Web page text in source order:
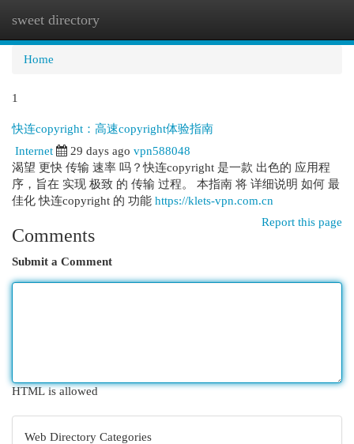
sweet directory
Home
1
快连copyright：高速copyright体验指南
Internet 29 days ago vpn588048
渴望 更快 传输 速率 吗？快连copyright 是一款 出色的 应用程
序，旨在 实现 极致 的 传输 过程。 本指南 将 详细说明 如何 最
佳化 快连copyright 的 功能 https://klets-vpn.com.cn
Report this page
Comments
Submit a Comment
HTML is allowed
Web Directory Categories